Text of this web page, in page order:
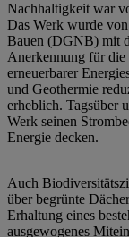
Nachhaltigkeit war
Das Werk wurde
Bauen (DGNB) mit
Anerkennung für die
erneuerbarer
und Geothermie
erheblich. Tagsüber
Werk seinen
Energie decken.
Auch
über begrünte
Erhaltung eines
ausgewogenes